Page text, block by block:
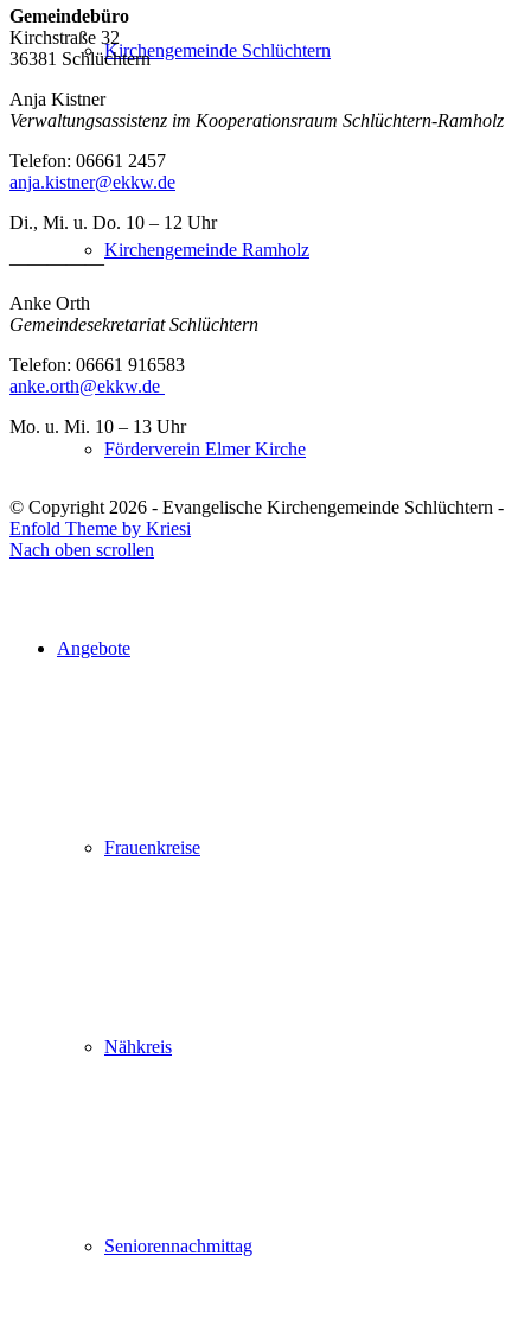
Kirchengemeinde Schlüchtern
Kirchengemeinde Ramholz
Förderverein Elmer Kirche
Angebote
Frauenkreise
Nähkreis
Seniorennachmittag
Gemeindebüro
Kirchstraße 32
36381 Schlüchtern
Anja Kistner
Verwaltungsassistenz im Kooperationsraum Schlüchtern-Ramholz
Telefon: 06661 2457
anja.kistner@ekkw.de
Di., Mi. u. Do. 10 – 12 Uhr
—————
Anke Orth
Gemeindesekretariat Schlüchtern
Telefon: 06661 916583
anke.orth@ekkw.de
Mo. u. Mi. 10 – 13 Uhr
© Copyright 2026 - Evangelische Kirchengemeinde Schlüchtern -
Enfold Theme by Kriesi
Nach oben scrollen